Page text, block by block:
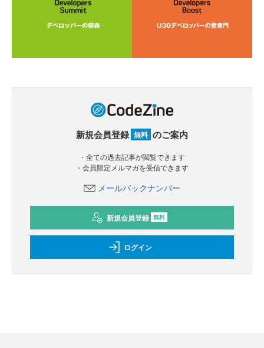
新規会員登録 無料 のご案内
・全ての過去記事が閲覧できます
・会員限定メルマガを受信できます
メールバックナンバー
新規会員登録 無料
ログイン